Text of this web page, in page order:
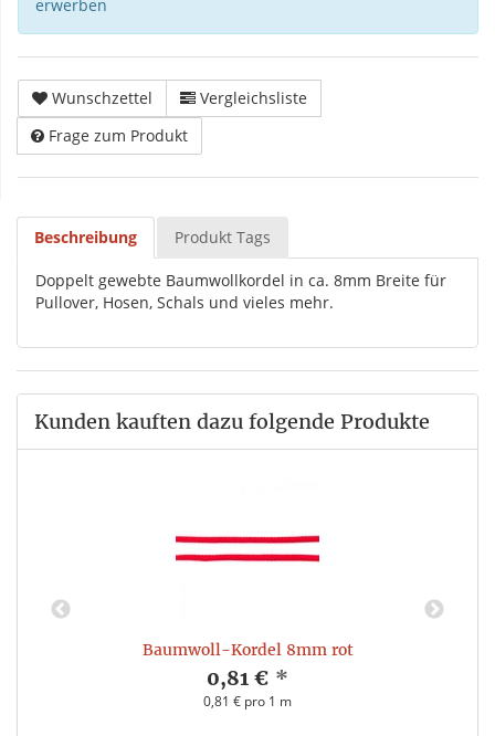
erwerben
Wunschzettel
Vergleichsliste
Frage zum Produkt
Beschreibung Produkt Tags
Doppelt gewebte Baumwollkordel in ca. 8mm Breite für
Pullover, Hosen, Schals und vieles mehr.
Kunden kauften dazu folgende Produkte
Baumwoll-Kordel 8mm rot
0,81 € *
0,81 € pro 1 m